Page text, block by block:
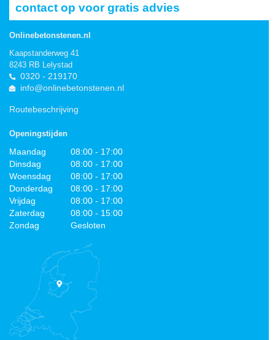
contact op voor gratis advies
Onlinebetonstenen.nl
Kaapstanderweg 41
8243 RB Lelystad
0320 - 219170
info@onlinebetonstenen.nl
Routebeschrijving
Openingstijden
Maandag
08:00 - 17:00
Dinsdag
08:00 - 17:00
Woensdag
08:00 - 17:00
Donderdag
08:00 - 17:00
Vrijdag
08:00 - 17:00
Zaterdag
08:00 - 15:00
Zondag
Gesloten